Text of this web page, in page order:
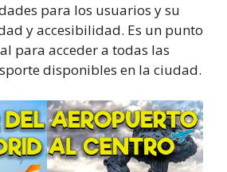
para los usuarios y su
y accesibilidad. Es un punto
para acceder a todas las
disponibles en la ciudad.